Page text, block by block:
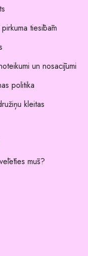
tiesībām
un nosacījumi
politika
kleitas
mūs?